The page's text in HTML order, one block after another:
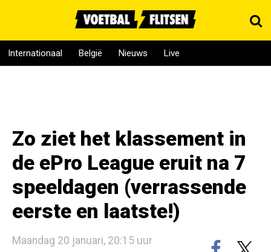
Internationaal België Nieuws Live
Zo ziet het klassement in
de ePro League eruit na 7
speeldagen (verrassende
eerste en laatste!)
Maandag 20 januari, 20:15 uur